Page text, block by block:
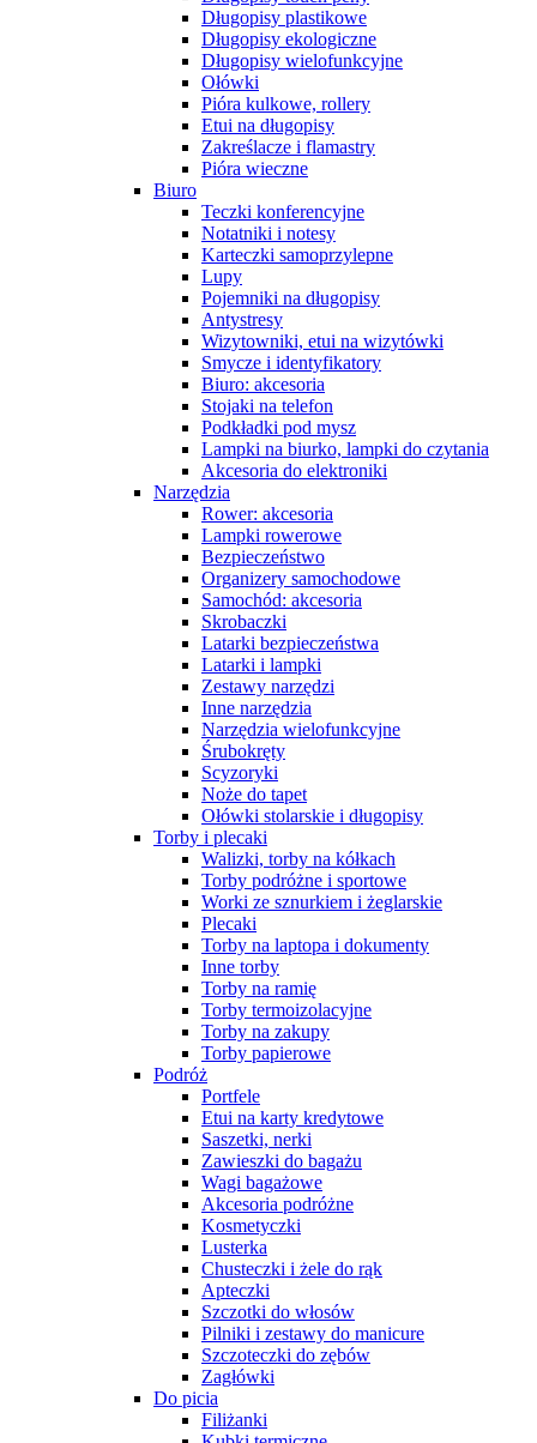
Długopisy plastikowe
Długopisy ekologiczne
Długopisy wielofunkcyjne
Ołówki
Pióra kulkowe, rollery
Etui na długopisy
Zakreślacze i flamastry
Pióra wieczne
Biuro
Teczki konferencyjne
Notatniki i notesy
Karteczki samoprzylepne
Lupy
Pojemniki na długopisy
Antystresy
Wizytowniki, etui na wizytówki
Smycze i identyfikatory
Biuro: akcesoria
Stojaki na telefon
Podkładki pod mysz
Lampki na biurko, lampki do czytania
Akcesoria do elektroniki
Narzędzia
Rower: akcesoria
Lampki rowerowe
Bezpieczeństwo
Organizery samochodowe
Samochód: akcesoria
Skrobaczki
Latarki bezpieczeństwa
Latarki i lampki
Zestawy narzędzi
Inne narzędzia
Narzędzia wielofunkcyjne
Śrubokręty
Scyzoryki
Noże do tapet
Ołówki stolarskie i długopisy
Torby i plecaki
Walizki, torby na kółkach
Torby podróżne i sportowe
Worki ze sznurkiem i żeglarskie
Plecaki
Torby na laptopa i dokumenty
Inne torby
Torby na ramię
Torby termoizolacyjne
Torby na zakupy
Torby papierowe
Podróż
Portfele
Etui na karty kredytowe
Saszetki, nerki
Zawieszki do bagażu
Wagi bagażowe
Akcesoria podróżne
Kosmetyczki
Lusterka
Chusteczki i żele do rąk
Apteczki
Szczotki do włosów
Pilniki i zestawy do manicure
Szczoteczki do zębów
Zagłówki
Do picia
Filiżanki